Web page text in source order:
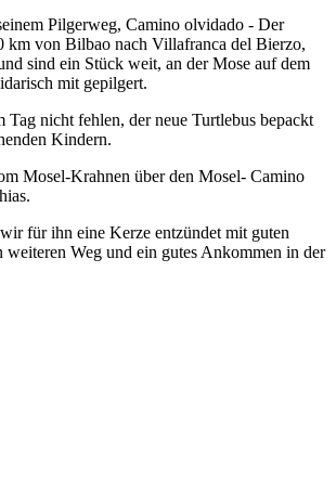
Pilgerweg, Camino olvidado - Der
km von Bilbao nach Villafranca del Bierzo,
sind ein Stück weit, an der Mose auf dem
mit gepilgert.
Tag nicht fehlen, der neue Turtlebus bepackt
Kindern.
Mosel-Krahnen über den Mosel- Camino
für ihn eine Kerze entzündet mit guten
weiteren Weg und ein gutes Ankommen in der